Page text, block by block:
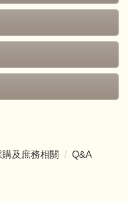
購及庶務相關
Q&A